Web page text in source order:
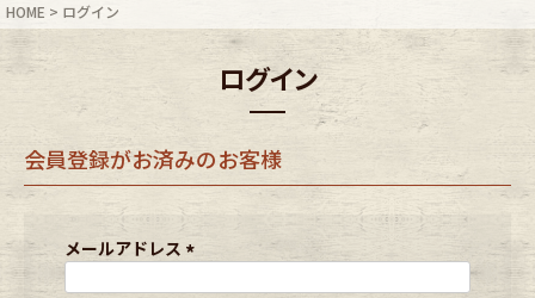
ログイン・会員登録 LINE ID連携
マイページ
ご利用ガイド International Shipping
店舗紹介 特集一覧
HOME ログイン
ログイン
会員登録がお済みのお客様
メールアドレス